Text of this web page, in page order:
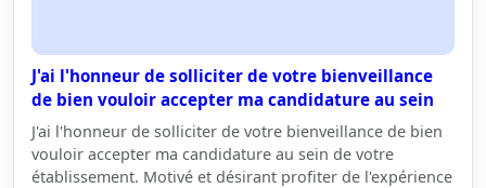
J'ai l'honneur de solliciter de votre bienveillance
de bien vouloir accepter ma candidature au sein
J'ai l'honneur de solliciter de votre bienveillance de bien
vouloir accepter ma candidature au sein de votre
établissement. Motivé et désirant profiter de l'expérience